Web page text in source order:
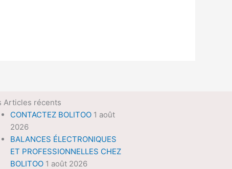
Articles récents
CONTACTEZ BOLITOO 1 août
2026
BALANCES ÉLECTRONIQUES
ET PROFESSIONNELLES CHEZ
BOLITOO 1 août 2026